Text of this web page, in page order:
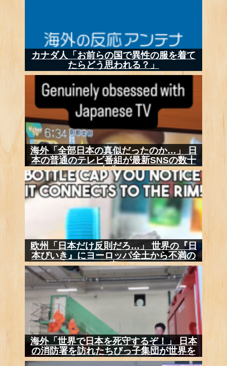
カナダ人「お前らの国で異性の服を着て
たらどう思われる？」
海外「全部日本の真似だったのか…」 日
本の普通のテレビ番組が最新SNSの数十
年先...
欧州「日本だけ反則だろ…」 世界の『日
本びいき』にヨーロッパ全土から不満の
声
海外「世界で日本を死守するぞ！」 日本
の消防署を訪れたちびっ子集団が世界を
メロメ...